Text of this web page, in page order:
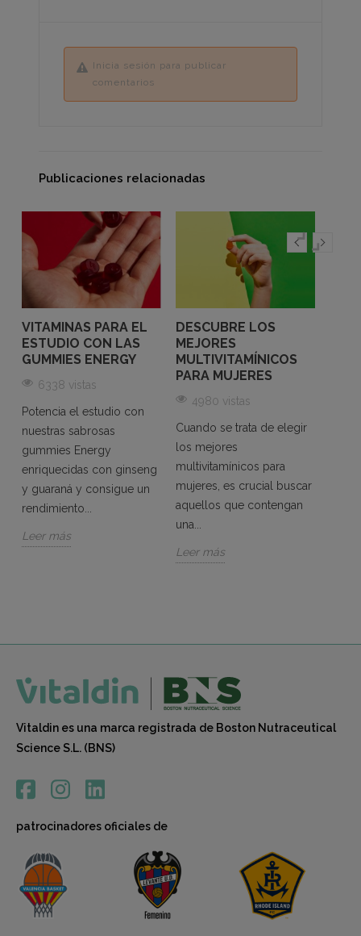
Inicia sesión para publicar
comentarios
Publicaciones relacionadas
VITAMINAS PARA EL
ESTUDIO CON LAS
GUMMIES ENERGY
6338 vistas
Potencia el estudio con
nuestras sabrosas
gummies Energy
enriquecidas con ginseng
y guaraná y consigue un
rendimiento...
Leer más
DESCUBRE LOS
MEJORES
MULTIVITAMÍNICOS
PARA MUJERES
4980 vistas
Cuando se trata de elegir
los mejores
multivitamínicos para
mujeres, es crucial buscar
aquellos que contengan
una...
Leer más
Vitaldin es una marca registrada de Boston Nutraceutical
Science S.L. (BNS)
patrocinadores oficiales de